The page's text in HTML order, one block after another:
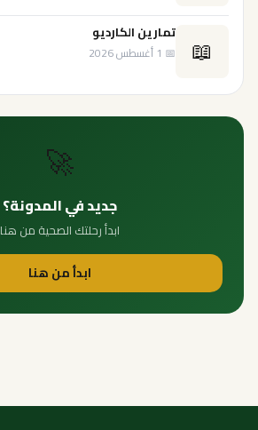
📖 تمارين الكارديو
📅 1 أغسطس 2026
🚀
جديد في المدونة؟
ابدأ رحلتك الصحية من هنا
ابدأ من هنا